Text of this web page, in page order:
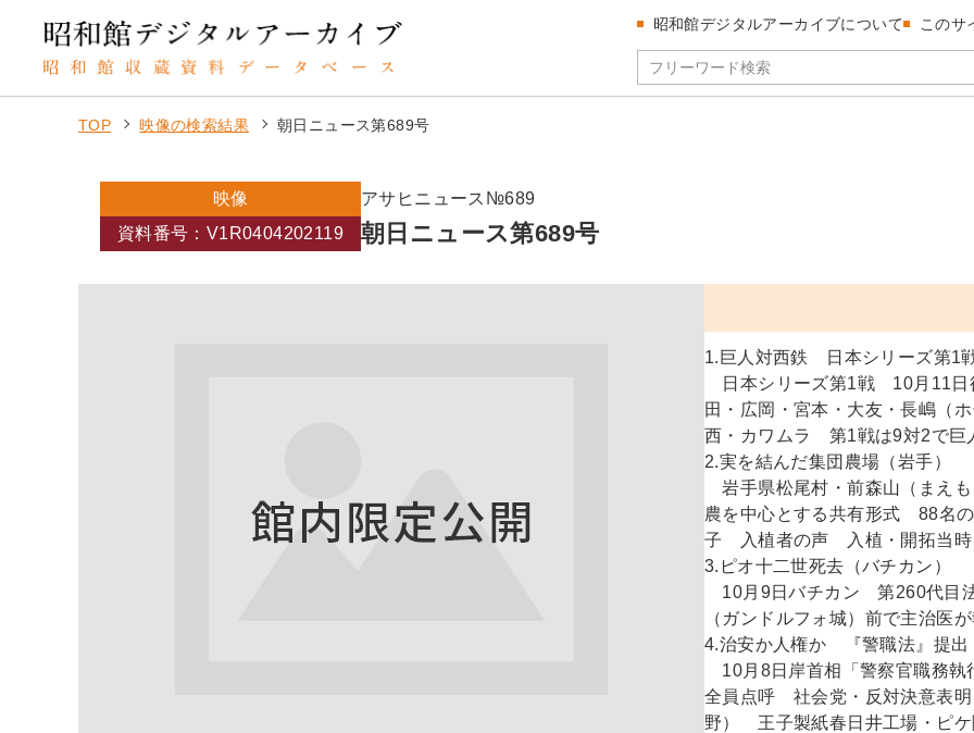
昭和館デジタルアーカイブについて このサ
TOP 映像の検索結果 朝日ニュース第689号
映像
アサヒニュース№689
資料番号：V1R0404202119
朝日ニュース第689号
1.巨人対西鉄 日本シリーズ第1
日本シリーズ第1戦 10月11
田・広岡・宮本・大友・長嶋（
西・カワムラ 第1戦は9対2で巨
2.実を結んだ集団農場（岩手）
岩手県松尾村・前森山（まえ
農を中心とする共有形式 88名
子 入植者の声 入植・開拓当時
3.ピオ十二世死去（バチカン）
10月9日バチカン 第260代目
（ガンドルフォ城）前で主治医
4.治安か人権か 『警職法』提出
10月8日岸首相「警察官職務
全員点呼 社会党・反対決意表
野） 王子製紙春日井工場・ピ